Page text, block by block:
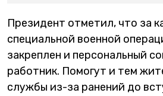
Президент отметил, что за
специальной военной
закреплен и персональный
работник. Помогут и тем
службы из-за ранений до